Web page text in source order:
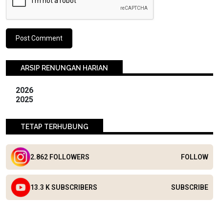
ARSIP RENUNGAN HARIAN
2026
2025
TETAP TERHUBUNG
2.862 FOLLOWERS FOLLOW
13.3 K SUBSCRIBERS SUBSCRIBE